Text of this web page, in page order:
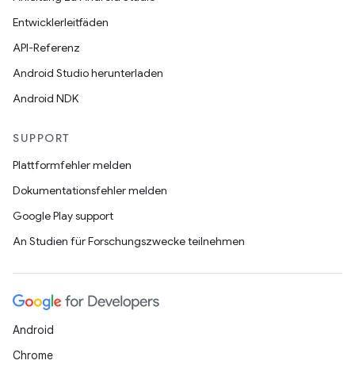
Entwicklerleitfäden
API-Referenz
Android Studio herunterladen
Android NDK
SUPPORT
Plattformfehler melden
Dokumentationsfehler melden
Google Play support
An Studien für Forschungszwecke teilnehmen
Android
Chrome